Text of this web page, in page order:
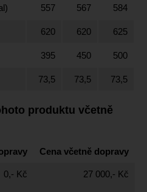
557 567 584
620 620 625
395 450 500
73,5 73,5 73,5
produktu včetně
Cena včetně dopravy
0,- Kč 27 000,- Kč